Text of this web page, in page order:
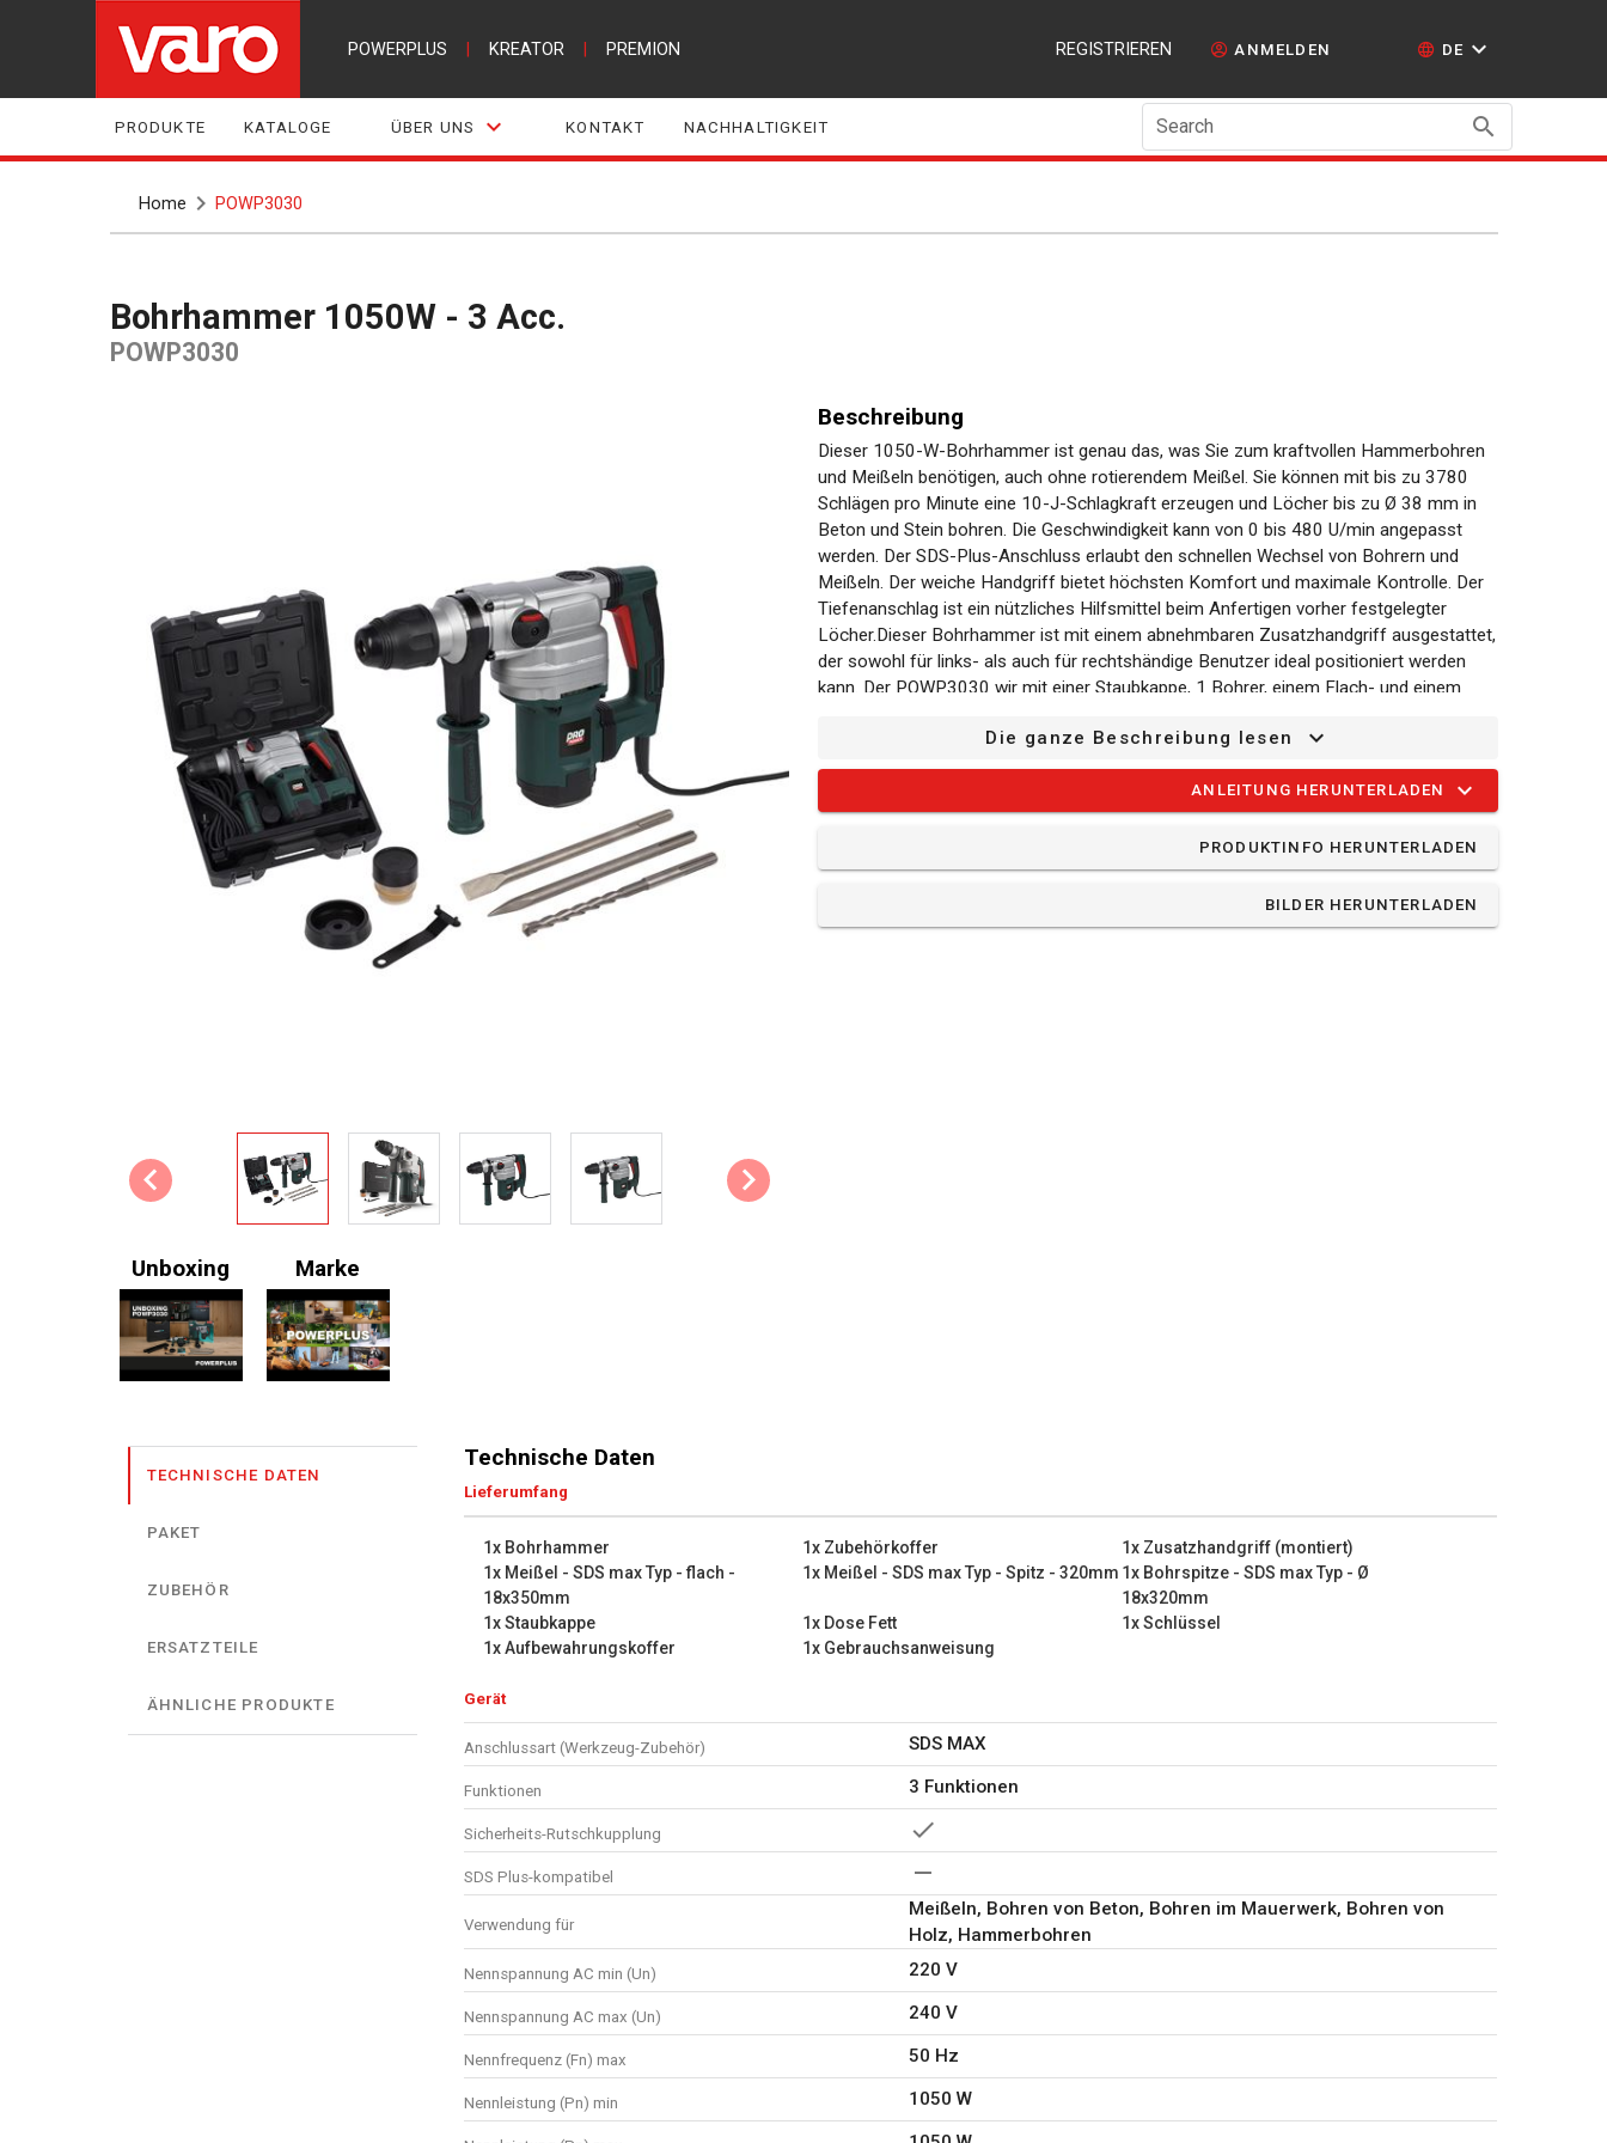
POWERPLUS KREATOR PREMION REGISTRIEREN ANMELDEN DE
PRODUKTE KATALOGE ÜBER UNS KONTAKT NACHHALTIGKEIT Search
Home POWP3030
Bohrhammer 1050W - 3 Acc.
POWP3030
Unboxing Marke
Beschreibung
Dieser 1050-W-Bohrhammer ist genau das, was Sie zum kraftvollen Hammerbohren
und Meißeln benötigen, auch ohne rotierendem Meißel. Sie können mit bis zu 3780
Schlägen pro Minute eine 10-J-Schlagkraft erzeugen und Löcher bis zu Ø 38 mm in
Beton und Stein bohren. Die Geschwindigkeit kann von 0 bis 480 U/min angepasst
werden. Der SDS-Plus-Anschluss erlaubt den schnellen Wechsel von Bohrern und
Meißeln. Der weiche Handgriff bietet höchsten Komfort und maximale Kontrolle. Der
Tiefenanschlag ist ein nützliches Hilfsmittel beim Anfertigen vorher festgelegter
Löcher.Dieser Bohrhammer ist mit einem abnehmbaren Zusatzhandgriff ausgestattet,
der sowohl für links- als auch für rechtshändige Benutzer ideal positioniert werden
kann. Der POWP3030 wir mit einer Staubkappe, 1 Bohrer, einem Flach- und einem
Was befindet sich in der Verpackung?
1x Zubehörkoffer
1x Meißel - SDS max Typ - flach - 18x350mm
Die ganze Beschreibung lesen
ANLEITUNG HERUNTERLADEN
PRODUKTINFO HERUNTERLADEN
BILDER HERUNTERLADEN
TECHNISCHE DATEN
PAKET
ZUBEHÖR
ERSATZTEILE
ÄHNLICHE PRODUKTE
Technische Daten
Lieferumfang
1x Bohrhammer 1x Zubehörkoffer
1x Zusatzhandgriff (montiert)
1x Meißel - SDS max Typ - flach -
18x350mm
1x Meißel - SDS max Typ - Spitz - 320mm 1x Bohrspitze - SDS max Typ - Ø
18x320mm
1x Staubkappe
1x Dose Fett
1x Schlüssel
1x Aufbewahrungskoffer
1x Gebrauchsanweisung
Gerät
Anschlussart (Werkzeug-Zubehör) SDS MAX
Funktionen 3 Funktionen
Sicherheits-Rutschkupplung
SDS Plus-kompatibel
Verwendung für
Meißeln, Bohren von Beton, Bohren im Mauerwerk, Bohren von
Holz, Hammerbohren
Nennspannung AC min (Un) 220 V
Nennspannung AC max (Un) 240 V
Nennfrequenz (Fn) max 50 Hz
Nennleistung (Pn) min 1050 W